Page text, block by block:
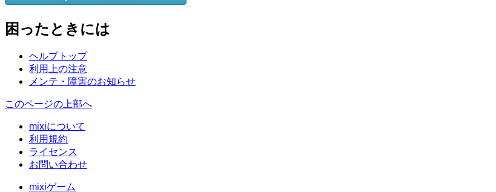
困ったときには
ヘルプトップ
利用上の注意
メンテ・障害のお知らせ
このページの上部へ
mixiについて
利用規約
ライセンス
お問い合わせ
mixiゲーム